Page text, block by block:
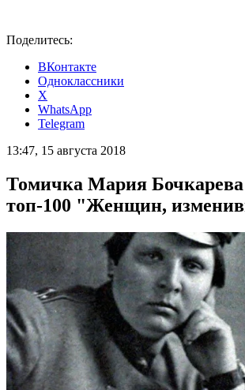
Поделитесь:
ВКонтакте
Одноклассники
X
WhatsApp
Telegram
13:47, 15 августа 2018
Томичка Мария
топ-100 "Женщин,